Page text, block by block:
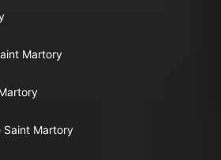
Martory
Saint Martory